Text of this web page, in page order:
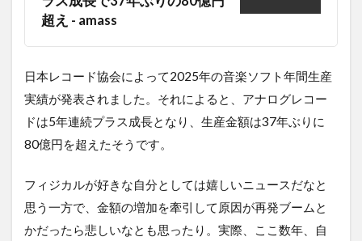
超え - amass
日本レコード協会によって2025年の音楽ソフト年間生産
実績が発表されました。それによると、アナログレコー
ドは5年連続プラス成長となり、生産金額は37年ぶりに
80億円を超えたそうです。
フィジカルが好きな自分としては嬉しいニュースだなと
思う一方で、金額の増加を牽引して原因が再発ブームと
かだったら悲しいなとも思ったり。実際、ここ数年、自